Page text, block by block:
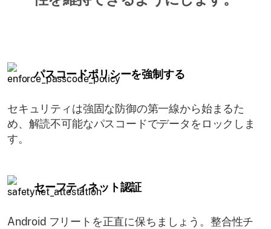
パスコードポリシーを強制する
セキュリティは強固な防御の第一線から始まるた
め、解読不可能なパスコードでデータをロックしま
す。
セーフティネット認証
Android フリートを正直に保ちましょう。整合性チ